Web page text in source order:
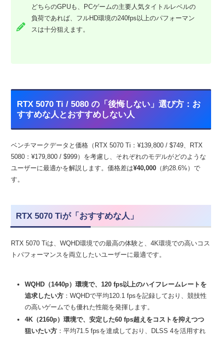
どちらのGPUも、PCゲームの主要人気タイトルレベルの
負荷であれば、フルHD環境の240fps以上のパフォーマン
スは十分狙えます。
RTX 5070 Ti / 5080 の「後悔しない」選び方：お
すすめな人とおすすめしない人
ベンチマークデータと価格（RTX 5070 Ti：¥139,800 / $749、RTX
5080：¥179,800 / $999）を考慮し、それぞれのモデルがどのような
ユーザーに最適かを解説します。価格差は¥40,000（約28.6%）で
す。
RTX 5070 Tiが「おすすめな人」
RTX 5070 Tiは、WQHD環境での最高の体験と、4K環境での高いコス
トパフォーマンスを両立したいユーザーに最適です。
WQHD（1440p）環境で、120 fps以上のハイフレームレートを
追求したい方 ：WQHDで平均120.1 fpsを記録しており、競技性
の高いゲームでも優れた性能を発揮します。
4K（2160p）環境で、安定した60 fps超えをコストを抑えつつ
狙いたい方 ：平均71.5 fpsを達成しており、DLSS 4を活用すれ